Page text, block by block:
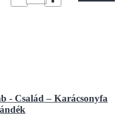
- Család – Karácsonyfa